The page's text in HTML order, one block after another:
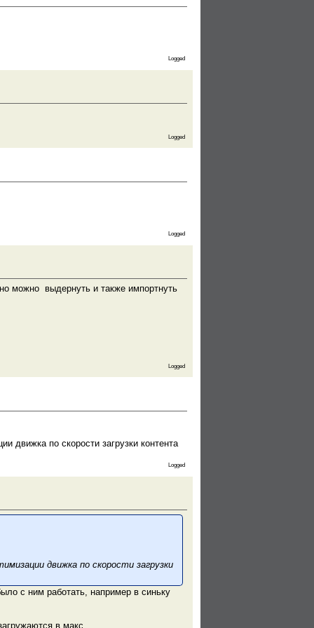
Logged
Logged
Logged
можно выдернуть и также импортнуть
Logged
движка по скорости загрузки контента
Logged
движка по скорости загрузки
с ним работать, например в синьку
в макс,